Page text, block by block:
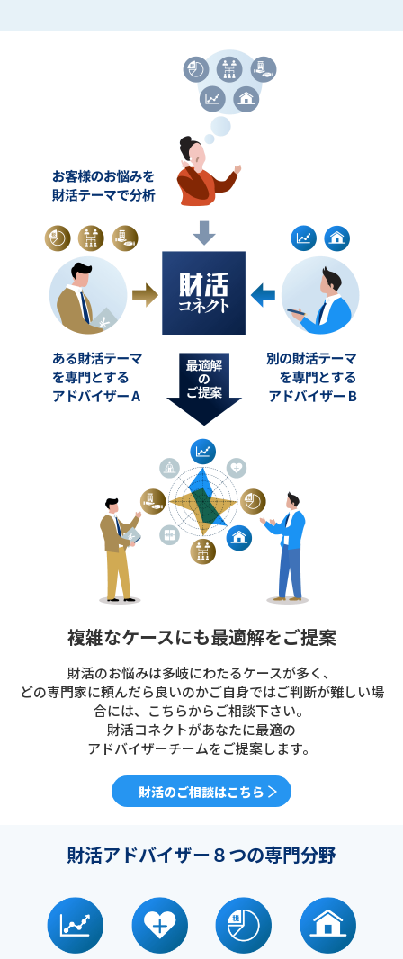
複雑なケースにも最適解をご提案
財活のお悩みは多岐にわたるケースが多く、
どの専門家に頼んだら良いのかご自身ではご判断が難しい場
合には、こちらからご相談下さい。
財活コネクトがあなたに最適の
アドバイザーチームをご提案します。
財活のご相談はこちら
財活アドバイザー８つの専門分野